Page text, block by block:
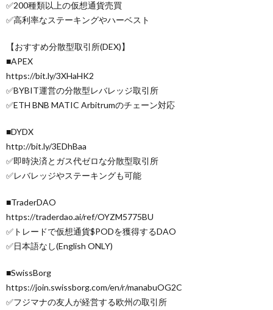
✅200種類以上の仮想通貨売買
✅高利率なステーキングやハーベスト
【おすすめ分散型取引所(DEX)】
■APEX
https://bit.ly/3XHaHK2
✅BYBIT運営の分散型レバレッジ取引所
✅ETH BNB MATIC Arbitrumのチェーン対応
■DYDX
http://bit.ly/3EDhBaa
✅即時決済とガス代ゼロな分散型取引所
✅レバレッジやステーキングも可能
■TraderDAO
https://traderdao.ai/ref/OYZM5775BU
✅トレードで仮想通貨$PODを獲得するDAO
✅日本語なし(English ONLY)
■SwissBorg
https://join.swissborg.com/en/r/manabuOG2C
✅フジマナの友人が経営する欧州の取引所